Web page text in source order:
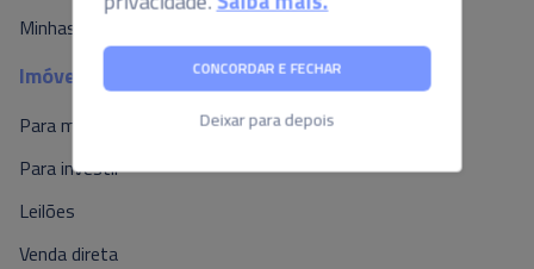
Deixar para depois
Minhas Propostas
Imóveis
Para morar
Para investir
Leilões
Venda direta